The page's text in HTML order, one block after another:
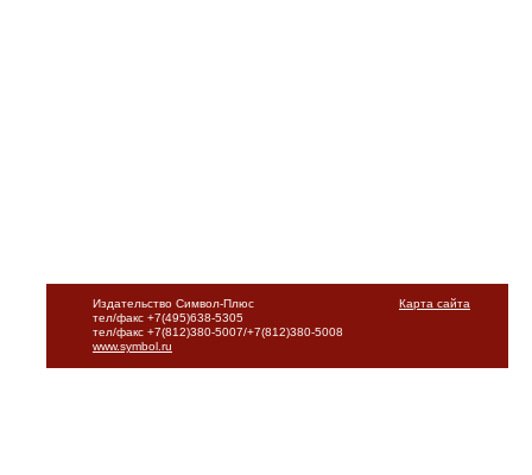
Карта сайта
Издательство Символ-Плюс
тел/факс +7(495)638-5305
тел/факс +7(812)380-5007/+7(812)380-5008
www.symbol.ru